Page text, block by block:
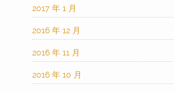
2017 年 1 月
2016 年 12 月
2016 年 11 月
2016 年 10 月